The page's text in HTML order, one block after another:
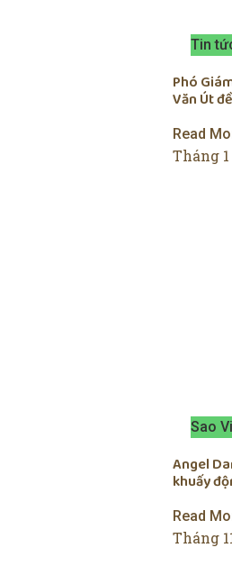
Tin
Phó
Văn Út
Read
Tháng 1
Sao
Angel
khuấy
Read
Tháng